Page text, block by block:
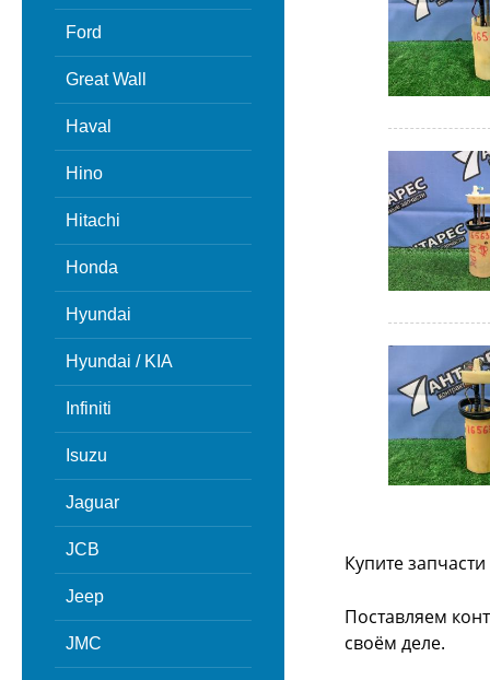
Ford
Great Wall
Haval
Hino
Hitachi
Honda
Hyundai
Hyundai / KIA
Infiniti
Isuzu
Jaguar
JCB
Jeep
JMC
Купите
Поставляем
своём деле.